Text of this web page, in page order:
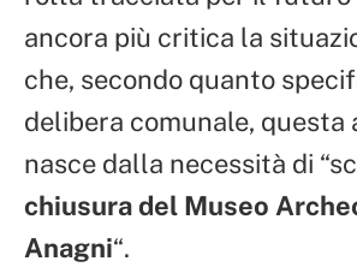
ancora più critica la
che, secondo quanto
delibera comunale, questa
nasce dalla necessità di
chiusura del Museo
Anagni“.